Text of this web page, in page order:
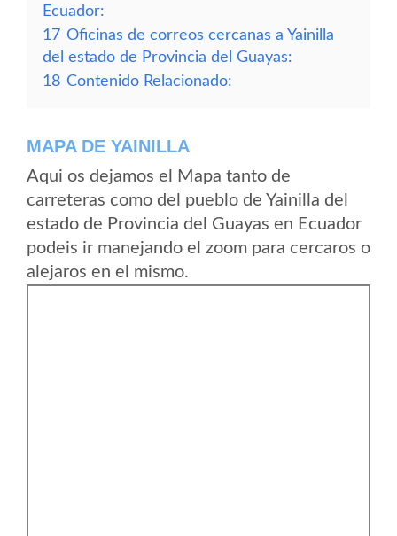
Ecuador:
17 Oficinas de correos cercanas a Yainilla
del estado de Provincia del Guayas:
18 Contenido Relacionado:
MAPA DE YAINILLA
Aqui os dejamos el Mapa tanto de
carreteras como del pueblo de Yainilla del
estado de Provincia del Guayas en Ecuador
podeis ir manejando el zoom para cercaros o
alejaros en el mismo.